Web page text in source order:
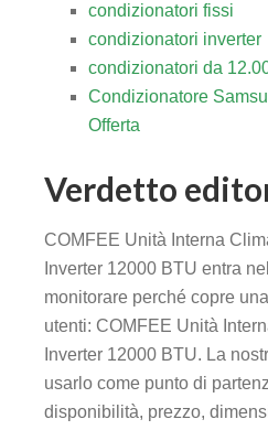
condizionatori fissi
condizionatori inverter
condizionatori da
Condizionatore
Offerta
Verdetto
COMFEE Unità Interna
Inverter 12000 BTU entra
monitorare perché copre
utenti: COMFEE Unità
Inverter 12000 BTU. La
usarlo come punto di
disponibilità, prezzo,